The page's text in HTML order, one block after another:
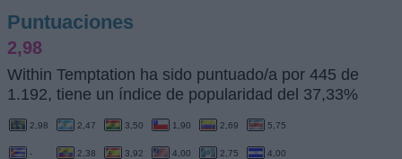
Puntuaciones
2,98
Within Temptation ha sido puntuado/a por 445 de
1.192, tiene un índice de popularidad del 37,33%
2,98 2,47 3,50 1,90 2,69 5,75
- 2,38 3,92 4,00 2,75 4,00